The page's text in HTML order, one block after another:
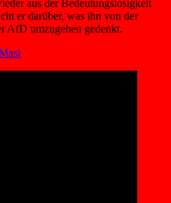
aus der Bedeutungslosigkeit
er darüber, was ihn von der
AfD umzugehen gedenkt.